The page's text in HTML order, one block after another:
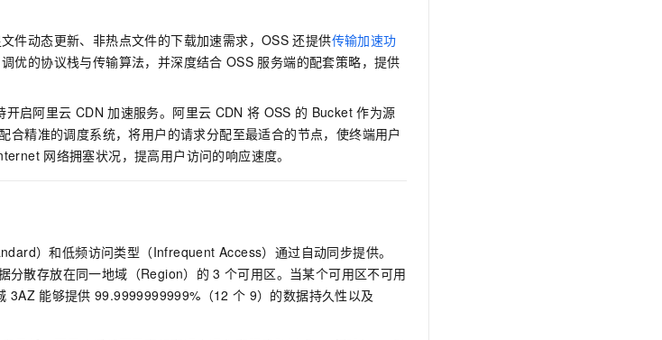
件动态更新、非热点文件的下载加速需求，OSS 还提供传输加速功
优的协议栈与传输算法，并深度结合 OSS 服务端的配套策略，提供
开启阿里云 CDN 加速服务。阿里云 CDN 将 OSS 的 Bucket 作为源
合精准的调度系统，将用户的请求分配至最适合的节点，使终端用户
网络拥塞状况，提高用户访问的响应速度。
）和低频访问类型（Infrequent Access）通过自动同步提供。
分散存放在同一地域（Region）的 3 个可用区。当某个可用区不可用
3AZ 能够提供 99.9999999999%（12 个 9）的数据持久性以及